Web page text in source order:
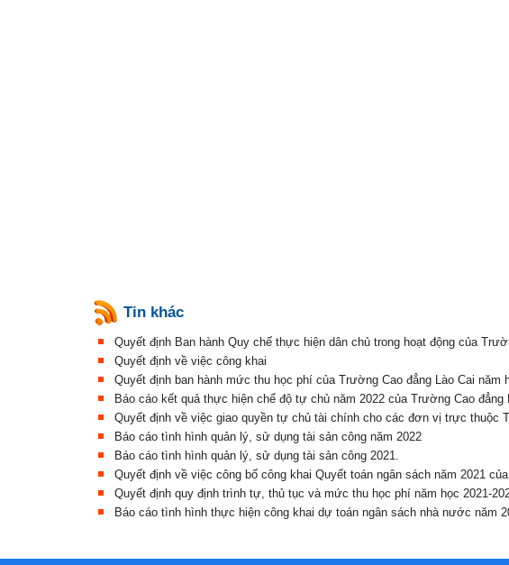
Tin khác
Quyết định Ban hành Quy chế thực hiện dân chủ trong hoạt động của
Quyết định về việc công khai
Quyết định ban hành mức thu học phí của Trường Cao đẳng Lào Cai năm
Báo cáo kết quả thực hiện chế độ tự chủ năm 2022 của Trường Cao
Quyết định về việc giao quyền tự chủ tài chính cho các đơn vị trực thuộc
Báo cáo tình hình quản lý, sử dụng tài sản công năm 2022
Báo cáo tình hình quản lý, sử dụng tài sản công 2021.
Quyết định về việc công bố công khai Quyết toán ngân sách năm 2021
Quyết định quy định trình tự, thủ tục và mức thu học phí năm học 2021-
Báo cáo tình hình thực hiện công khai dự toán ngân sách nhà nước năm